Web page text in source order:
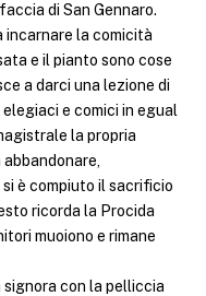
di San Gennaro.
incarnare la comicità
e il pianto sono cose
a darci una lezione di
e comici in egual
la propria
è compiuto il sacrificio
ricorda la Procida
muoiono e rimane
signora con la pelliccia